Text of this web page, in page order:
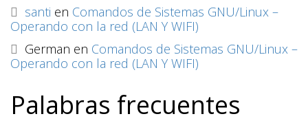
santi en Comandos de Sistemas GNU/Linux –
Operando con la red (LAN Y WIFI)
German en Comandos de Sistemas GNU/Linux –
Operando con la red (LAN Y WIFI)
Palabras frecuentes